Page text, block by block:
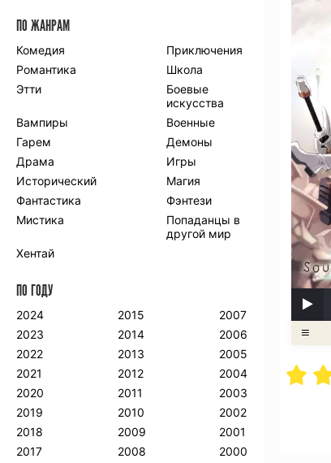
ПО ЖАНРАМ
Комедия
Приключения
Романтика
Школа
Этти
Боевые
искусства
Вампиры
Военные
Гарем
Демоны
Драма
Игры
Исторический
Магия
Фантастика
Фэнтези
Мистика
Попаданцы в
другой мир
Хентай
ПО ГОДУ
2024
2023
2022
2021
2020
2019
2018
2017
2015
2014
2013
2012
2011
2010
2009
2008
2007
2006
2005
2004
2003
2002
2001
2000